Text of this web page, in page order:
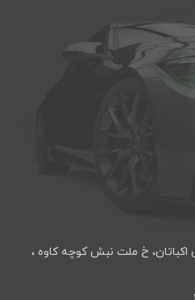
اكباتان، خ ملت نبش كوچه كاوه ،